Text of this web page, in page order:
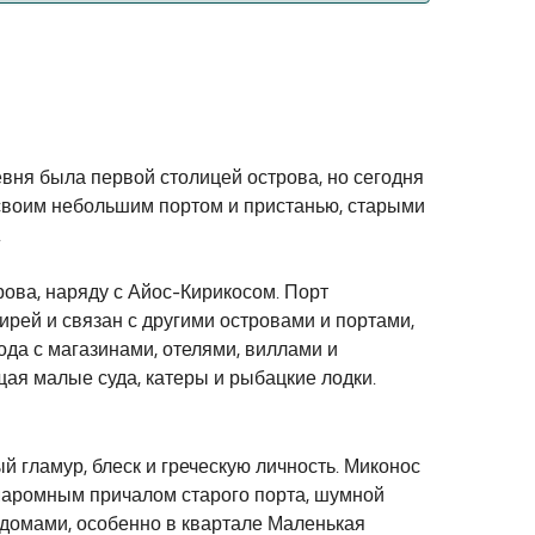
была первой столицей острова, но сегодня
небольшим портом и пристанью, старыми
наряду с Айос-Кирикосом. Порт
и связан с другими островами и портами,
с магазинами, отелями, виллами и
малые суда, катеры и рыбацкие лодки.
гламур, блеск и греческую личность. Миконос
причалом старого порта, шумной
особенно в квартале Маленькая